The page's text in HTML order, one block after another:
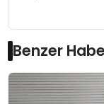
Benzer